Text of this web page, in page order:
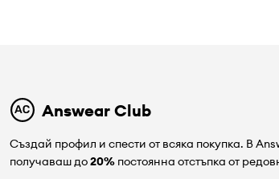
Answear Club
Създай профил и спести от всяка покупка. В
получаваш до20%постоянна отстъпка от